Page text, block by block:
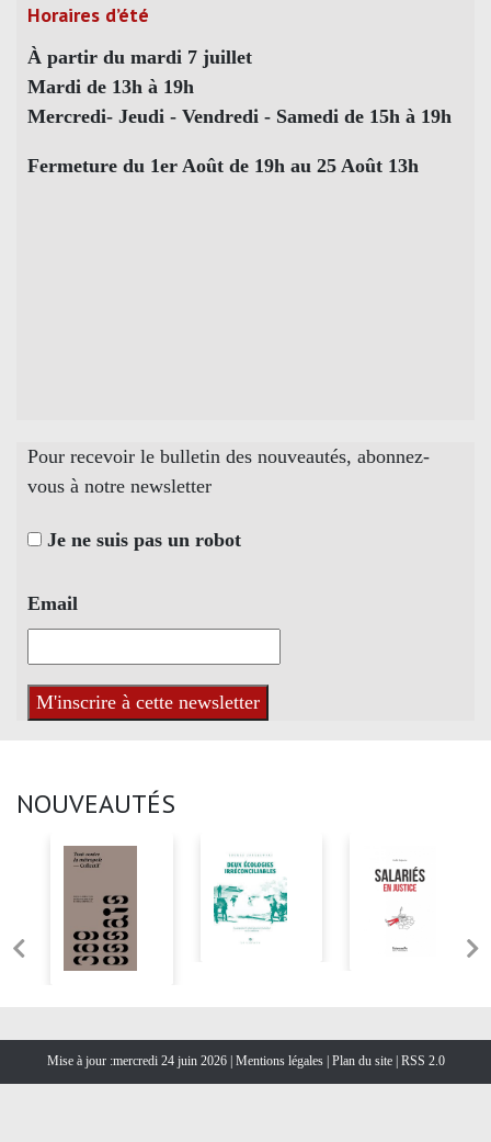
Horaires d’été
À partir du mardi 7 juillet
Mardi de 13h à 19h
Mercredi- Jeudi - Vendredi - Samedi de 15h à 19h
Fermeture du 1er Août de 19h au 25 Août 13h
Pour recevoir le bulletin des nouveautés, abonnez-
vous à notre newsletter
Je ne suis pas un robot
Email
NOUVEAUTÉS
Mise à jour :mercredi 24 juin 2026 | Mentions légales | Plan du site |RSS 2.0